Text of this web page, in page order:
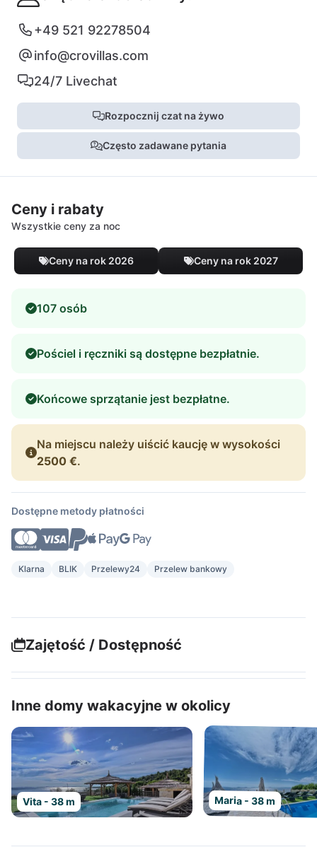
+49 521 92278504
info@crovillas.com
24/7 Livechat
Rozpocznij czat na żywo
Często zadawane pytania
Ceny i rabaty
Wszystkie ceny za noc
Ceny na rok 2026 Ceny na rok 2027
107 osób
Pościel i ręczniki są dostępne bezpłatnie.
Końcowe sprzątanie jest bezpłatne.
Na miejscu należy uiścić kaucję w wysokości
2500 €.
Dostępne metody płatności
Klarna BLIK Przelewy24 Przelew bankowy
Zajętość / Dostępność
Inne domy wakacyjne w okolicy
Vita - 38 m Maria - 38 m